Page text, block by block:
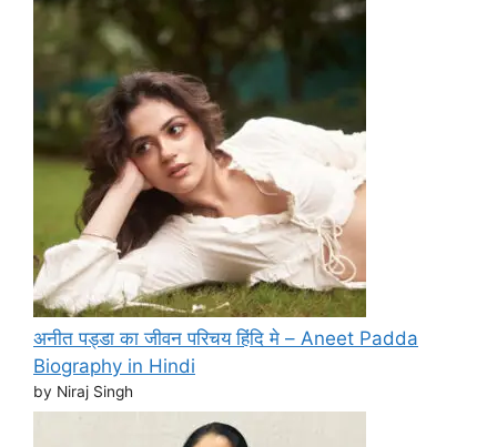
अनीत पड्डा का जीवन परिचय हिंदि मे – Aneet Padda
Biography in Hindi
by Niraj Singh